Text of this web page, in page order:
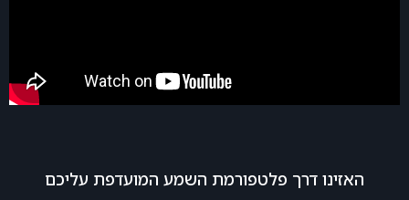
האזינו דרך פלטפורמת השמע המועדפת עליכם